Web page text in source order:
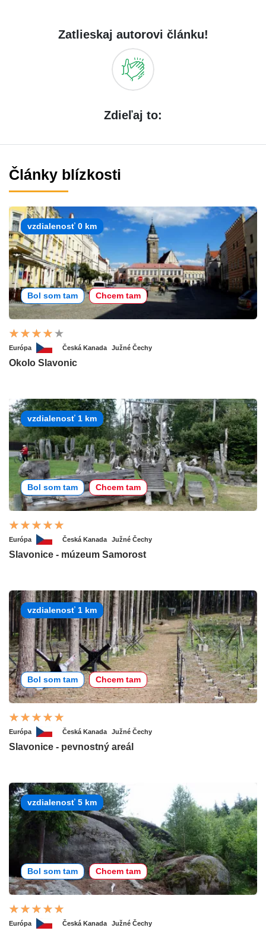
Zatlieskaj autorovi článku!
Zdieľaj to:
Články blízkosti
vzdialenosť 0 km
Bol som tam Chcem tam
Európa Česká Kanada Južné Čechy
Okolo Slavonic
vzdialenosť 1 km
Bol som tam Chcem tam
Európa Česká Kanada Južné Čechy
Slavonice - múzeum Samorost
vzdialenosť 1 km
Bol som tam Chcem tam
Európa Česká Kanada Južné Čechy
Slavonice - pevnostný areál
vzdialenosť 5 km
Bol som tam Chcem tam
Európa Česká Kanada Južné Čechy